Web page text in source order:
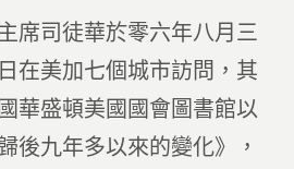
席司徒華於零六年八月三
在美加七個城市訪問，其
華盛頓美國國會圖書館以
後九年多以來的變化》，